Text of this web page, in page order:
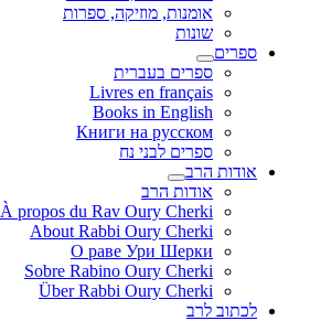
אומנות, מוזיקה, ספרות
שונות
ספרים
ספרים בעברית
Livres en français
Books in English
Книги на русском
ספרים לבני נח
אודות הרב
אודות הרב
À propos du Rav Oury Cherki
About Rabbi Oury Cherki
О раве Ури Шерки
Sobre Rabino Oury Cherki
Über Rabbi Oury Cherki
לכתוב לרב